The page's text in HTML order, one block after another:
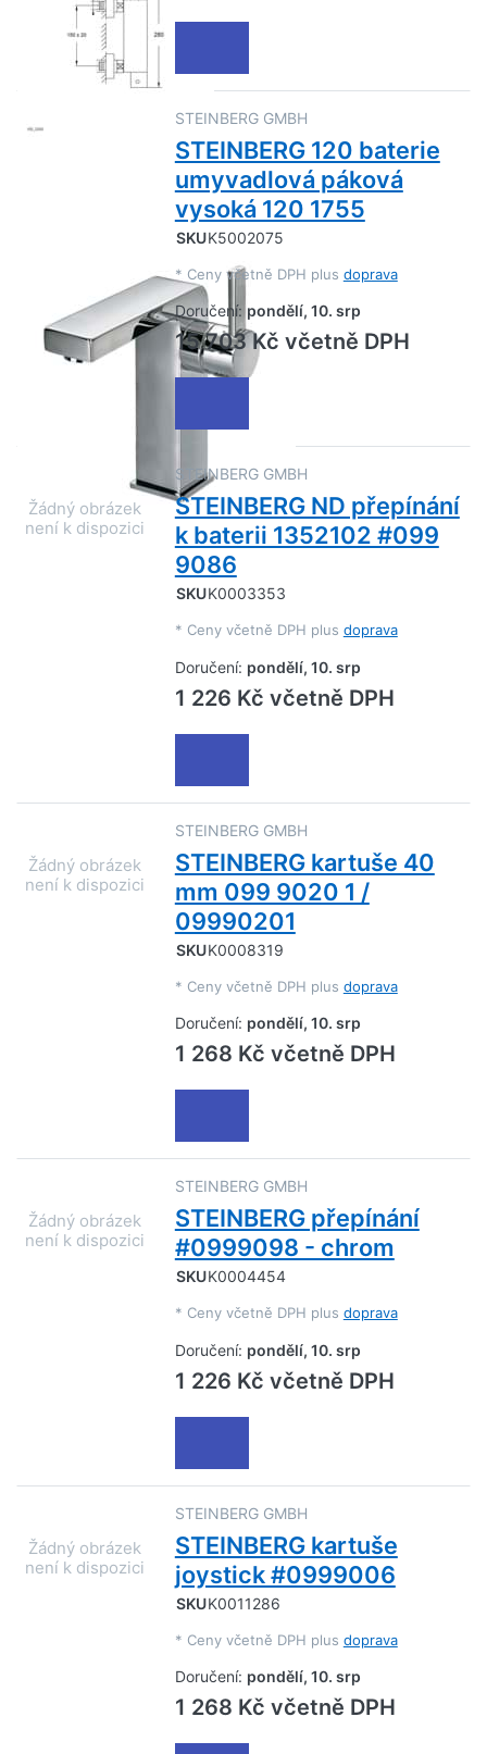
STEINBERG GMBH
STEINBERG 120 baterie
umyvadlová páková
vysoká 120 1755
SKUK5002075
* Ceny včetně DPH plus doprava
Doručení: pondělí, 10. srp
15 703 Kč včetně DPH
STEINBERG GMBH
STEINBERG ND přepínání
k baterii 1352102 #099
9086
SKUK0003353
* Ceny včetně DPH plus doprava
Doručení: pondělí, 10. srp
1 226 Kč včetně DPH
STEINBERG GMBH
STEINBERG kartuše 40
mm 099 9020 1 /
09990201
SKUK0008319
* Ceny včetně DPH plus doprava
Doručení: pondělí, 10. srp
1 268 Kč včetně DPH
STEINBERG GMBH
STEINBERG přepínání
#0999098 - chrom
SKUK0004454
* Ceny včetně DPH plus doprava
Doručení: pondělí, 10. srp
1 226 Kč včetně DPH
STEINBERG GMBH
STEINBERG kartuše
joystick #0999006
SKUK0011286
* Ceny včetně DPH plus doprava
Doručení: pondělí, 10. srp
1 268 Kč včetně DPH